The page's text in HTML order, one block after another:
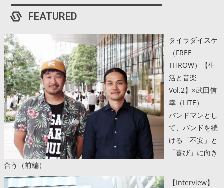
FEATURED
タイラダイスケ
（FREE
THROW）【生
活と音楽
Vol.2】×武田信
幸（LITE）
バンドマンとし
て、バンドを続
ける「不安」と
「喜び」に向き
合う（前編）
【Interview】